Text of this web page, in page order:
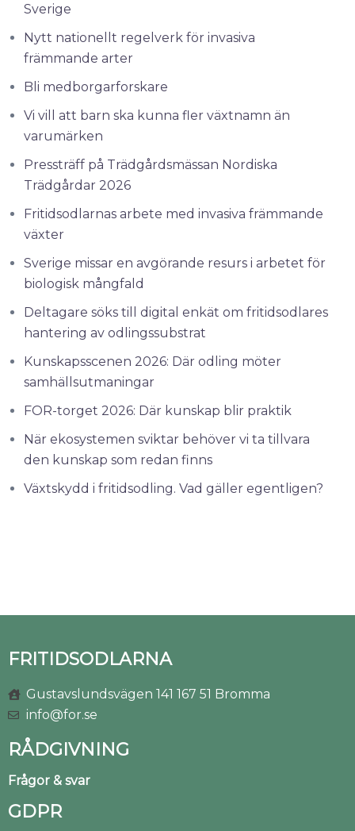
Sverige
Nytt nationellt regelverk för invasiva
främmande arter
Bli medborgarforskare
Vi vill att barn ska kunna fler växtnamn än
varumärken
Pressträff på Trädgårdsmässan Nordiska
Trädgårdar 2026
Fritidsodlarnas arbete med invasiva främmande
växter
Sverige missar en avgörande resurs i arbetet för
biologisk mångfald
Deltagare söks till digital enkät om fritidsodlares
hantering av odlingssubstrat
Kunskapsscenen 2026: Där odling möter
samhällsutmaningar
FOR-torget 2026: Där kunskap blir praktik
När ekosystemen sviktar behöver vi ta tillvara
den kunskap som redan finns
Växtskydd i fritidsodling. Vad gäller egentligen?
FRITIDSODLARNA
Gustavslundsvägen 141 167 51 Bromma
info@for.se
RÅDGIVNING
Frågor & svar
GDPR